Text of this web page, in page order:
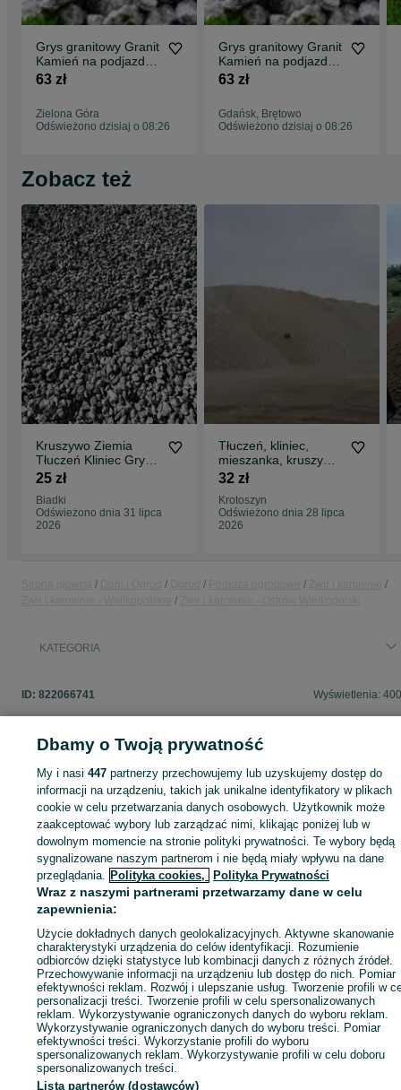
Grys granitowy Granit
Kamień na podjazd
parking ogród
63 zł
Zielona Góra
Odświeżono dzisiaj o 08:26
Grys granitowy Granit
Kamień na podjazd
parking ogród
63 zł
Gdańsk, Brętowo
Odświeżono dzisiaj o 08:26
Zobacz też
Kruszywo Ziemia
Tłuczeń Kliniec Grysy
Piach Frez Granit
25 zł
Biadki
Odświeżono dnia 31 lipca
2026
Tłuczeń, kliniec,
mieszanka, kruszywa,
granit grys z dostawą
32 zł
Krotoszyn
Odświeżono dnia 28 lipca
2026
KATEGORIA
ID: 822066741 Wyświetlenia:
Zaloguj się lub załóż konto na OLX, aby skontaktować się z
sprzedającym
Zaloguj się / Załóż konto
Zadzwoń / SMS Wyślij wiadomość
Dbamy o Twoją prywatność
My i nasi447 partnerzy przechowujemy lub uzyskujemy dostęp do
informacji na urządzeniu, takich jak unikalne identyfikatory w plikach
cookie w celu przetwarzania danych osobowych. Użytkownik może
zaakceptować wybory lub zarządzać nimi, klikając poniżej lub w
dowolnym momencie na stronie polityki prywatności. Te wybory będą
sygnalizowane naszym partnerom i nie będą miały wpływu na dane
przeglądania. Polityka cookies, Polityka Prywatności
Wraz z naszymi partnerami przetwarzamy dane w celu
zapewnienia:
Użycie dokładnych danych geolokalizacyjnych. Aktywne skanowanie
charakterystyki urządzenia do celów identyfikacji. Rozumienie
odbiorców dzięki statystyce lub kombinacji danych z różnych źródeł.
Przechowywanie informacji na urządzeniu lub dostęp do nich. Pomiar
efektywności reklam. Rozwój i ulepszanie usług. Tworzenie profili w
personalizacji treści. Tworzenie profili w celu spersonalizowanych
reklam. Wykorzystywanie ograniczonych danych do wyboru reklam.
Wykorzystywanie ograniczonych danych do wyboru treści. Pomiar
efektywności treści. Wykorzystanie profili do wyboru
spersonalizowanych reklam. Wykorzystywanie profili w celu doboru
spersonalizowanych treści.
Lista partnerów (dostawców)